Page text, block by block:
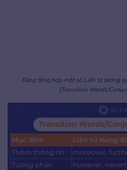
Bảng tổng hợp một số Liên từ tương
(Transition Words/